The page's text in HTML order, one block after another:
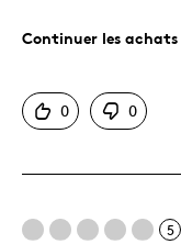
Le pour
Motif attrayant
Très bonne qualité
Continuer les achats
0 0
5